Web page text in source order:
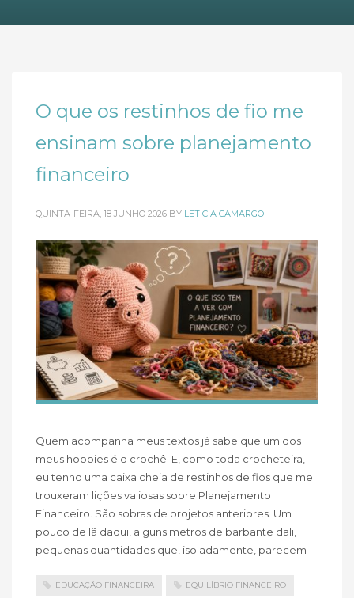
O que os restinhos de fio me
ensinam sobre planejamento
financeiro
QUINTA-FEIRA, 18 JUNHO 2026 BY LETICIA CAMARGO
Quem acompanha meus textos já sabe que um dos
meus hobbies é o crochê. E, como toda crocheteira,
eu tenho uma caixa cheia de restinhos de fios que me
trouxeram lições valiosas sobre Planejamento
Financeiro. São sobras de projetos anteriores. Um
pouco de lã daqui, alguns metros de barbante dali,
pequenas quantidades que, isoladamente, parecem
EDUCAÇÃO FINANCEIRA EQUILÍBRIO FINANCEIRO